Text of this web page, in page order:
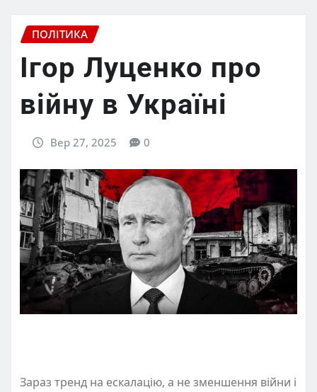
ПОЛІТИКА
Ігор Луценко про
війну в Україні
Вер 27, 2025 0
Зараз тренд на ескалацію, а не зменшення війни і